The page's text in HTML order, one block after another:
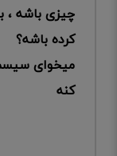
چیزی باشه ،
کرده باشه؟
میخوای
کنه